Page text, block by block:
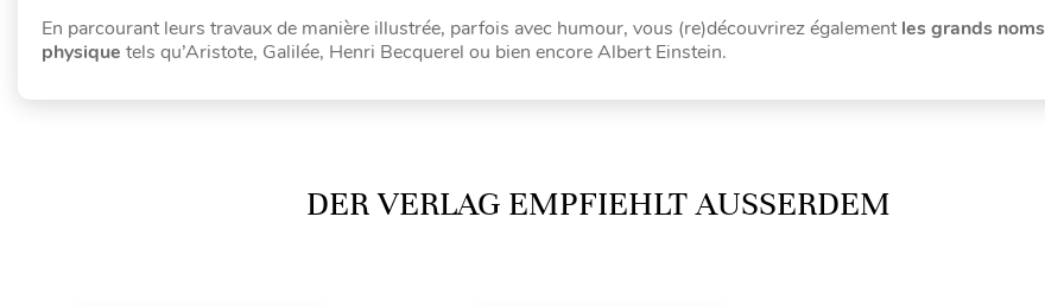
En parcourant leurs travaux de manière illustrée, parfois avec humour, vous (re)découvrirez égalementles grands
physique tels qu’Aristote, Galilée, Henri Becquerel ou bien encore Albert Einstein.
DER VERLAG EMPFIEHLT AUSSERDEM